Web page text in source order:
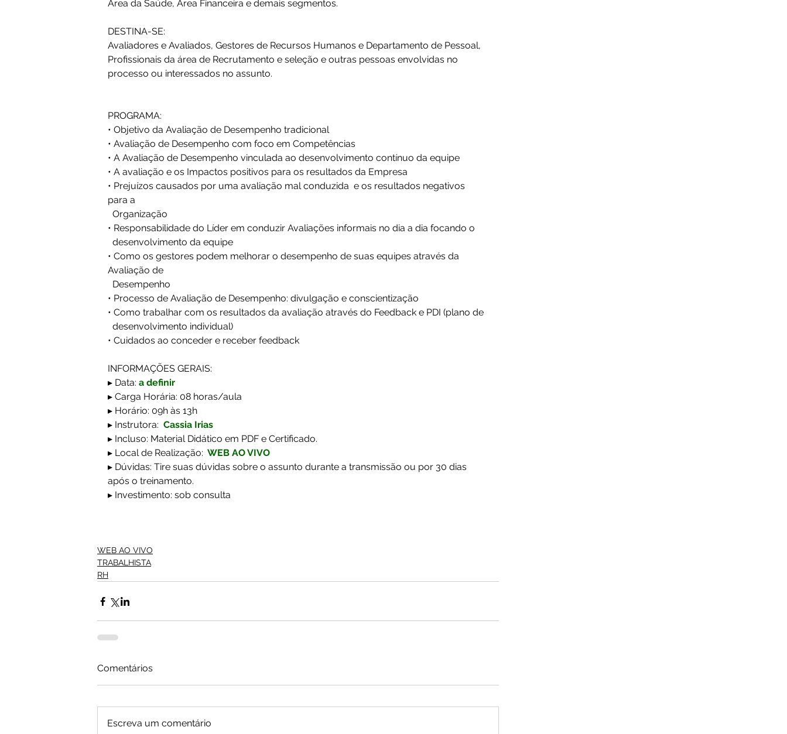
Área da Saúde, Área Financeira e demais segmentos.
DESTINA-SE:
Avaliadores e Avaliados, Gestores de Recursos Humanos e Departamento de Pessoal,
Profissionais da área de Recrutamento e seleção e outras pessoas envolvidas no
processo ou interessados no assunto.
PROGRAMA:
• Objetivo da Avaliação de Desempenho tradicional
• Avaliação de Desempenho com foco em Competências
• A Avaliação de Desempenho vinculada ao desenvolvimento contínuo da equipe
• A avaliação e os Impactos positivos para os resultados da Empresa
• Prejuízos causados por uma avaliação mal conduzida  e os resultados negativos
para a
  Organização
• Responsabilidade do Líder em conduzir Avaliações informais no dia a dia focando o
  desenvolvimento da equipe
• Como os gestores podem melhorar o desempenho de suas equipes através da
Avaliação de
  Desempenho
• Processo de Avaliação de Desempenho: divulgação e conscientização
• Como trabalhar com os resultados da avaliação através do Feedback e PDI (plano de
  desenvolvimento individual)
• Cuidados ao conceder e receber feedback
INFORMAÇÕES GERAIS:
▸ Data: a definir
▸ Carga Horária: 08 horas/aula
▸ Horário: 09h às 13h
▸ Instrutora: Cassia Irias
▸ Incluso: Material Didático em PDF e Certificado.
▸ Local de Realização: WEB AO VIVO
▸ Dúvidas: Tire suas dúvidas sobre o assunto durante a transmissão ou por 30 dias
após o treinamento.
▸ Investimento: sob consulta
WEB AO VIVO
TRABALHISTA
RH
Comentários
Escreva um comentário